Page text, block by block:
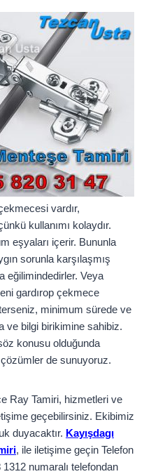
vardır,
kullanımı kolaydır.
eşyaları içerir. Bununla
sorunla karşılaşmış
eğilimindedirler. Veya
gardırop çekmece
minimum sürede ve
ve bilgi birikimine sahibiz.
konusu olduğunda
çözümler de sunuyoruz.
Ray Tamiri, hizmetleri ve
geçebilirsiniz. Ekibimiz
duyacaktır. Kayışdagı
, ile iletişime geçin Telefon
numaralı telefondan